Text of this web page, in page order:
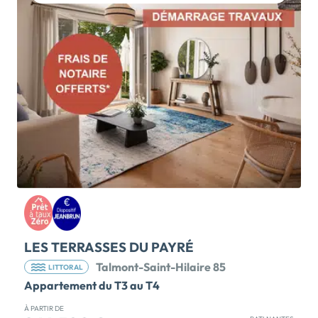
sable fin qui s'étendent sur plus de 13 km, cette ville
est idéale pour les familles et les amateurs de sports
nautiques. La future résidence 'Les Terrasses de la
Grière' idéalement située dans un environnement
résidentiel et à quelques pas de la plage, propose des
appartements de 2 et 3 pièces, tous prolongés d'un
extérieur : balcon, terrasse ou jardin. Les prestations
de qualité sont au RDV : carrelage ou stratifié,
ascenseur, parking... Un lieu parfait pour profiter des
activités balnéaires et optez pour […] Voir le
programme immobilier neuf >>
LES TERRASSES DU PAYRÉ
LITTORAL
Talmont-Saint-Hilaire 85
Appartement du T3 au T4
À PARTIR DE